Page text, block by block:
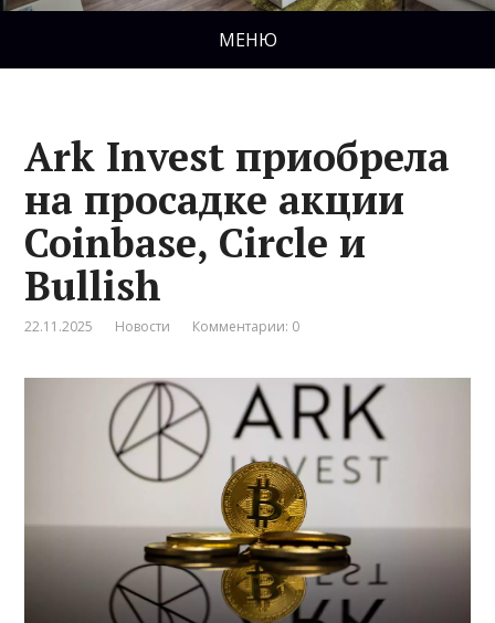
МЕНЮ
Ark Invest приобрела
на просадке акции
Coinbase, Circle и
Bullish
22.11.2025 Новости Комментарии: 0